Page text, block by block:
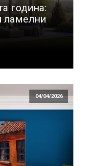
година:
ламелни
04/04/2026